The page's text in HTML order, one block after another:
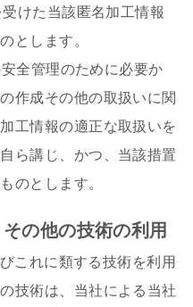
けた当該匿名加工情報
とします。
全管理のために必要か
作成その他の取扱いに関
工情報の適正な取扱いを
ら講じ、かつ、当該措置
のとします。
の他の技術の利用
これに類する技術を利用
技術は、当社による当社